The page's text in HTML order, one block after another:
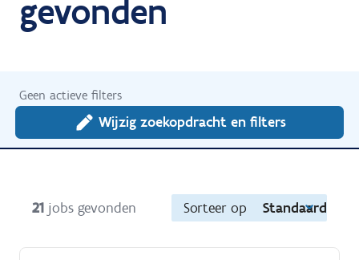
gevonden
Geen actieve filters
Wijzig zoekopdracht en filters
21 jobs gevonden Sorteer op Standaard